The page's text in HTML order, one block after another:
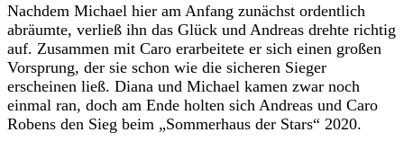
Nachdem Michael hier am Anfang zunächst ordentlich
abräumte, verließ ihn das Glück und Andreas drehte richtig
auf. Zusammen mit Caro erarbeitete er sich einen großen
Vorsprung, der sie schon wie die sicheren Sieger
erscheinen ließ. Diana und Michael kamen zwar noch
einmal ran, doch am Ende holten sich Andreas und Caro
Robens den Sieg beim „Sommerhaus der Stars“ 2020.